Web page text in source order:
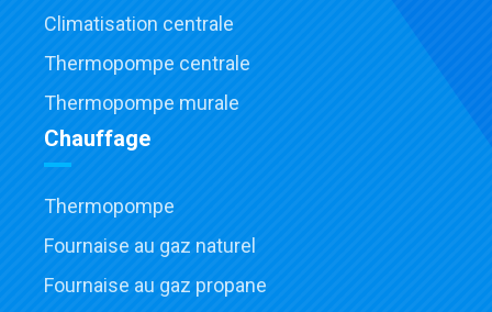
Climatisation centrale
Thermopompe centrale
Thermopompe murale
Chauffage
Thermopompe
Fournaise au gaz naturel
Fournaise au gaz propane